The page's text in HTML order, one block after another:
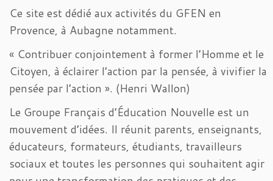
Ce site est dédié aux activités du GFEN en
Provence, à Aubagne notamment.
« Contribuer conjointement à former l’Homme et le
Citoyen, à éclairer l’action par la pensée, à vivifier la
pensée par l’action ». (Henri Wallon)
Le Groupe Français d’Éducation Nouvelle est un
mouvement d’idées. Il réunit parents, enseignants,
éducateurs, formateurs, étudiants, travailleurs
sociaux et toutes les personnes qui souhaitent agir